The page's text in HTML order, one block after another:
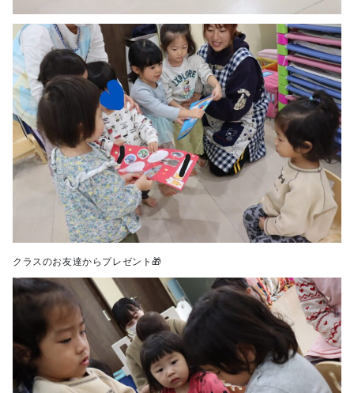
クラスのお友達からプレゼント🎁